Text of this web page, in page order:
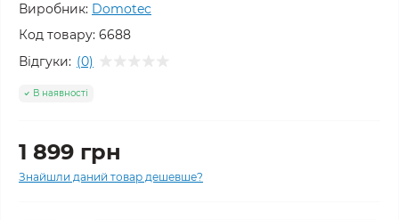
Виробник: Domotec
Код товару: 6688
Відгуки: (0)
В наявності
1 899 грн
Знайшли даний товар дешевше?